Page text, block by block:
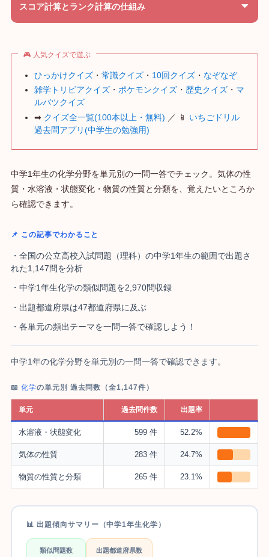
スコア計算とランク計算の仕組み
🎮 人気クイズで遊ぶ
ひっかけクイズ ・常識クイズ ・ 10回クイズ ・ なぞなぞ
雑学トリビアクイズ ・ ポケモンクイズ ・ 歴史クイズ ・ マ
ルバツクイズ
➡ クイズ全一覧(100本以上・無料) ／ 📱 いちごドリル
過去問アプリ(中学生の勉強用)
中学1年生の化学分野を単元別の一問一答でチェック。気体の性
質・水溶液・状態変化・物質の性質と分類を、覚えたいところか
ら確認できます。
📌 この記事でわかること
・全国の公立高校入試問題（理科）の中学1年生の範囲で出題さ
れた1,147問を分析
・中学1年生化学の類似問題を2,970問収録
・出題都道府県は47都道府県に及ぶ
・各単元の頻出テーマを一問一答で確認しよう！
中学1年の化学分野を単元別の一問一答で確認できます。
📖 化学の単元別 過去問数（全1,147件）
単元 過去問件数 出題率
水溶液・状態変化 599 件 52.2%
気体の性質 283 件 24.7%
物質の性質と分類 265 件 23.1%
📊 出題傾向サマリー（中学1年生化学）
類似問題数 出題都道府県数